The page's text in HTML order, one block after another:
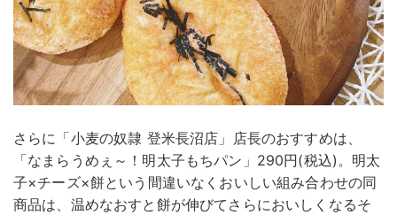
さらに「小麦の奴隷 登米長沼店」店長のおすすめは、
「なまらうめぇ～！明太子もちパン」290円(税込)。明太
子×チーズ×餅という間違いなくおいしい組み合わせの同
商品は、温めなおすと餅が伸びてさらにおいしくなるそ